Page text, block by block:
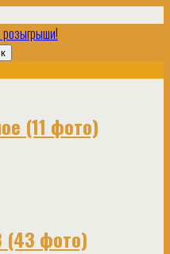
розыгрыши!
(11 фото)
(43 фото)